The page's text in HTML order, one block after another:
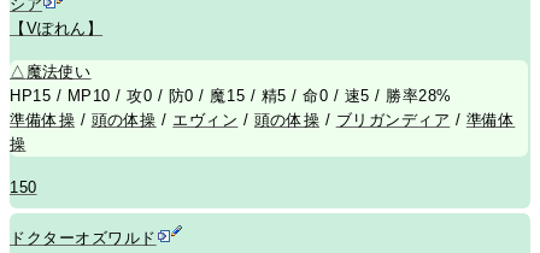
シア
【Vぽれん】
△ 魔法使い
HP15 / MP10 / 攻0 / 防0 / 魔15 / 精5 / 命0 / 速5 / 勝率28%
準備体操 / 頭の体操 / エヴィン / 頭の体操 / ブリガンディア / 準備体
操
150
ドクターオズワルド